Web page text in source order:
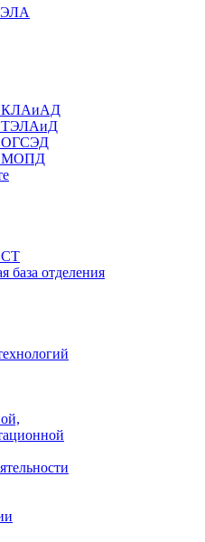
ЭЛА
КЛАиАД
ТЭЛАиД
ОГСЭД
МОПД
СТ
база отделения